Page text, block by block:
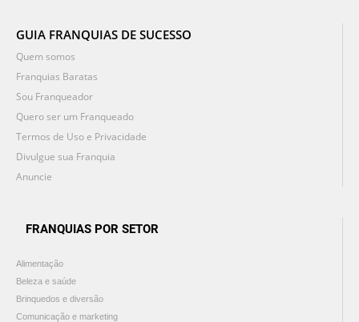
GUIA FRANQUIAS DE SUCESSO
Quem somos
Franquias Baratas
Sou Franqueador
Quero ser um Franqueado
Termos de Uso e Privacidade
Divulgue sua Franquia
Anuncie
FRANQUIAS POR SETOR
Alimentação
Beleza e saúde
Brinquedos e diversão
Comunicação e marketing